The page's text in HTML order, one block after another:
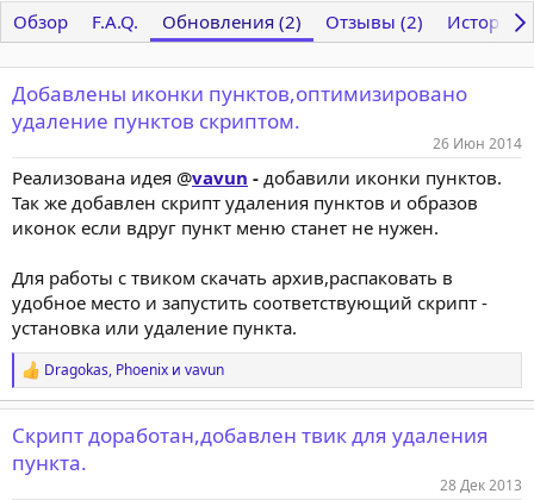
Обзор F.A.Q. Обновления (2) Отзывы (2) История
Добавлены иконки пунктов,оптимизировано
удаление пунктов скриптом.
26 Июн 2014
Реализована идея @vavun - добавили иконки пунктов.
Так же добавлен скрипт удаления пунктов и образов
иконок если вдруг пункт меню станет не нужен.
Для работы с твиком скачать архив,распаковать в
удобное место и запустить соответствующий скрипт -
установка или удаление пункта.
Р
е
а
к
и
Dragokas, Phoenix и vavun
Скрипт доработан,добавлен твик для удаления
пункта.
28 Дек 2013